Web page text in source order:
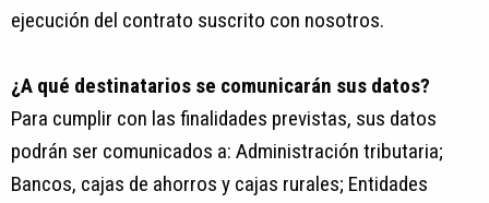
ejecución del contrato suscrito con nosotros.
¿A qué destinatarios se comunicarán sus datos?
Para cumplir con las finalidades previstas, sus datos
podrán ser comunicados a: Administración tributaria;
Bancos, cajas de ahorros y cajas rurales; Entidades